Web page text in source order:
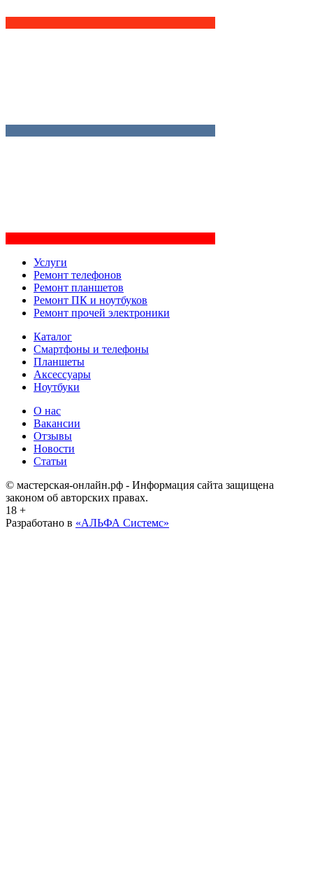
Услуги
Ремонт телефонов
Ремонт планшетов
Ремонт ПК и ноутбуков
Ремонт прочей электроники
Каталог
Смартфоны и телефоны
Планшеты
Аксессуары
Ноутбуки
О нас
Вакансии
Отзывы
Новости
Статьи
© мастерская-онлайн.рф - Информация сайта защищена
законом об авторских правах.
18 +
Разработано в «АЛЬФА Системс»